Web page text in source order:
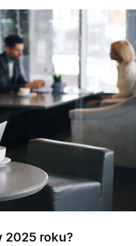
2025 roku?